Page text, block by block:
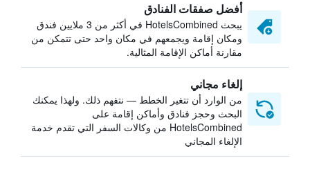
أفضل صفقات الفنادق
يبحث HotelsCombined في أكثر من 3 ملايين فندق
ومكان إقامة ويجمعهم في مكان واحد حتى تتمكن من
مقارنة أماكن الإقامة المثالية.
إلغاء مجاني
من الوارد أن تتغير الخطط — نتفهم ذلك. ولهذا يمكنك
البحث وحجز فنادق وأماكن إقامة على
HotelsCombined من وكالات السفر التي تقدم خدمة
الإلغاء المجاني